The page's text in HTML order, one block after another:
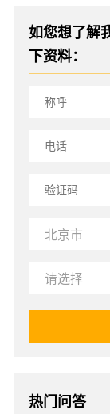
如您想了解
下资料：
热门问答